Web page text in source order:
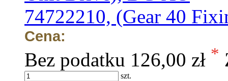
74722210, (Gear 40
Cena:
Bez podatku 126,00 zł *
szt.